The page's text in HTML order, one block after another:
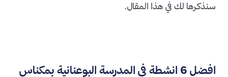
سنذكرها لك في هذا المقال.
افضل 6 انشطة في المدرسة البوعنانية بمكناس